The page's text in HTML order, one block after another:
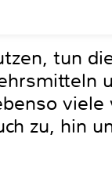
tun
zu, hin